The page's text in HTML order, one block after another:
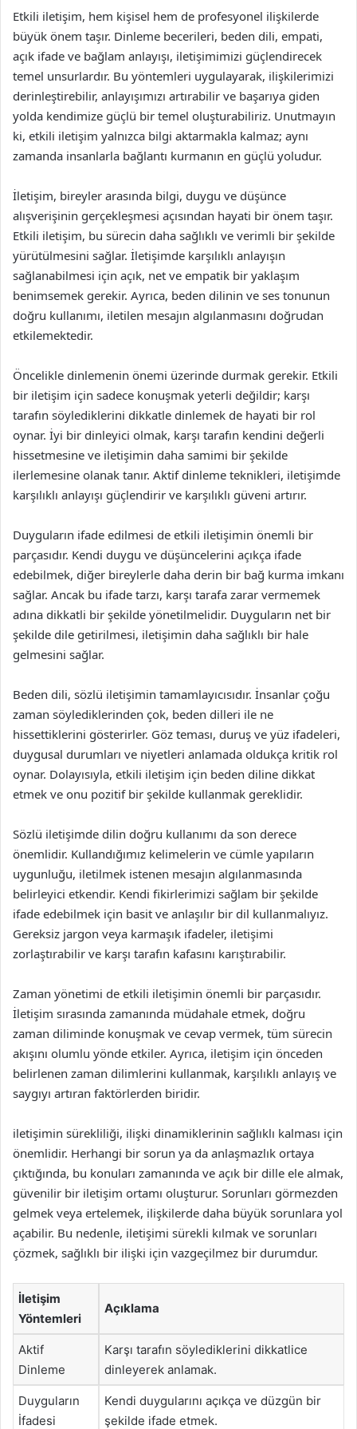
Etkili iletişim, hem kişisel hem de profesyonel ilişkilerde
büyük önem taşır. Dinleme becerileri, beden dili, empati,
açık ifade ve bağlam anlayışı, iletişimimizi güçlendirecek
temel unsurlardır. Bu yöntemleri uygulayarak, ilişkilerimizi
derinleştirebilir, anlayışımızı artırabilir ve başarıya giden
yolda kendimize güçlü bir temel oluşturabiliriz. Unutmayın
ki, etkili iletişim yalnızca bilgi aktarmakla kalmaz; aynı
zamanda insanlarla bağlantı kurmanın en güçlü yoludur.
İletişim, bireyler arasında bilgi, duygu ve düşünce
alışverişinin gerçekleşmesi açısından hayati bir önem taşır.
Etkili iletişim, bu sürecin daha sağlıklı ve verimli bir şekilde
yürütülmesini sağlar. İletişimde karşılıklı anlayışın
sağlanabilmesi için açık, net ve empatik bir yaklaşım
benimsemek gerekir. Ayrıca, beden dilinin ve ses tonunun
doğru kullanımı, iletilen mesajın algılanmasını doğrudan
etkilemektedir.
Öncelikle dinlemenin önemi üzerinde durmak gerekir. Etkili
bir iletişim için sadece konuşmak yeterli değildir; karşı
tarafın söylediklerini dikkatle dinlemek de hayati bir rol
oynar. İyi bir dinleyici olmak, karşı tarafın kendini değerli
hissetmesine ve iletişimin daha samimi bir şekilde
ilerlemesine olanak tanır. Aktif dinleme teknikleri, iletişimde
karşılıklı anlayışı güçlendirir ve karşılıklı güveni artırır.
Duyguların ifade edilmesi de etkili iletişimin önemli bir
parçasıdır. Kendi duygu ve düşüncelerini açıkça ifade
edebilmek, diğer bireylerle daha derin bir bağ kurma imkanı
sağlar. Ancak bu ifade tarzı, karşı tarafa zarar vermemek
adına dikkatli bir şekilde yönetilmelidir. Duyguların net bir
şekilde dile getirilmesi, iletişimin daha sağlıklı bir hale
gelmesini sağlar.
Beden dili, sözlü iletişimin tamamlayıcısıdır. İnsanlar çoğu
zaman söylediklerinden çok, beden dilleri ile ne
hissettiklerini gösterirler. Göz teması, duruş ve yüz ifadeleri,
duygusal durumları ve niyetleri anlamada oldukça kritik rol
oynar. Dolayısıyla, etkili iletişim için beden diline dikkat
etmek ve onu pozitif bir şekilde kullanmak gereklidir.
Sözlü iletişimde dilin doğru kullanımı da son derece
önemlidir. Kullandığımız kelimelerin ve cümle yapıların
uygunluğu, iletilmek istenen mesajın algılanmasında
belirleyici etkendir. Kendi fikirlerimizi sağlam bir şekilde
ifade edebilmek için basit ve anlaşılır bir dil kullanmalıyız.
Gereksiz jargon veya karmaşık ifadeler, iletişimi
zorlaştırabilir ve karşı tarafın kafasını karıştırabilir.
Zaman yönetimi de etkili iletişimin önemli bir parçasıdır.
İletişim sırasında zamanında müdahale etmek, doğru
zaman diliminde konuşmak ve cevap vermek, tüm sürecin
akışını olumlu yönde etkiler. Ayrıca, iletişim için önceden
belirlenen zaman dilimlerini kullanmak, karşılıklı anlayış ve
saygıyı artıran faktörlerden biridir.
iletişimin sürekliliği, ilişki dinamiklerinin sağlıklı kalması için
önemlidir. Herhangi bir sorun ya da anlaşmazlık ortaya
çıktığında, bu konuları zamanında ve açık bir dille ele almak,
güvenilir bir iletişim ortamı oluşturur. Sorunları görmezden
gelmek veya ertelemek, ilişkilerde daha büyük sorunlara yol
açabilir. Bu nedenle, iletişimi sürekli kılmak ve sorunları
çözmek, sağlıklı bir ilişki için vazgeçilmez bir durumdur.
İletişim
Yöntemleri
Açıklama
Aktif
Dinleme
Karşı tarafın söylediklerini dikkatlice
dinleyerek anlamak.
Duyguların
İfadesi
Kendi duygularını açıkça ve düzgün bir
şekilde ifade etmek.